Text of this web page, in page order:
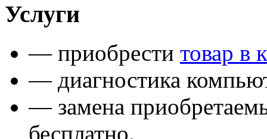
Услуги
— приобрести товар в
— диагностика
— замена
бесплатно.